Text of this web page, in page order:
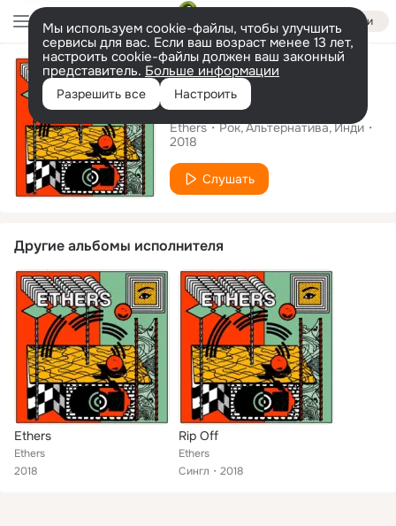
Войти
Мы используем cookie-файлы, чтобы улучшить
сервисы для вас. Если ваш возраст менее 13 лет,
настроить cookie-файлы должен ваш законный
представитель. Больше информации
Разрешить все Настроить
Сингл
Something
Ethers Рок Альтернатива Инди
2018
Слушать
Другие альбомы исполнителя
Ethers
Ethers
2018
Rip Off
Ethers
Сингл
2018